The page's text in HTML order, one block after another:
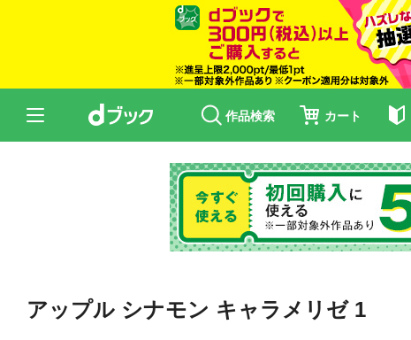
作品検索 カート
アップル シナモン キャラメリゼ 1